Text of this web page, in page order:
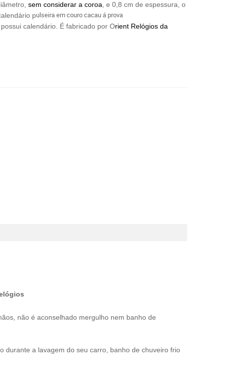
sem considerar a coroa , e 0,8 cm de espessura, o
pulseira em couro cacau á prova
possui calendário. É fabricado por Orient Relógios da
não é aconselhado mergulho nem banho de
durante a lavagem do seu carro, banho de chuveiro frio